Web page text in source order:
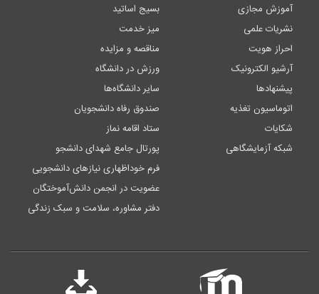
آموزش مجازی
نشریات علمی
احراز هویت
آرشیو الکترونیک
پیشنهادها
اتوماسیون تغذیه
شکایات
شبکه آزمایشگاهی
بسیج اساتید
میز خدمت
مناقصه و مزایده
ورزش در دانشگاه
سایر دانشگاه‌ها
صندوق رفاه دانشجویان
ستاد اقامه نماز
پورتال جامع شهدای دانشجو
فرم خوداظهاری نیازهای دانشجویی
عضویت در انجمن دانش‌آموختگان
دفتر مشاوره، سلامت و سبک زندگی